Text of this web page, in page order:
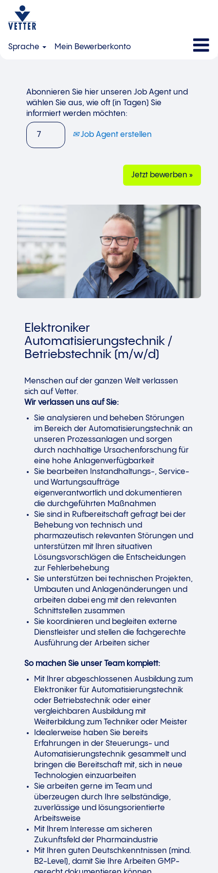
Sprache Mein Bewerberkonto
Abonnieren Sie hier unseren Job Agent und
wählen Sie aus, wie oft (in Tagen) Sie
informiert werden möchten:
Job Agent erstellen
Jetzt bewerben »
Elektroniker
Automatisierungstechnik /
Betriebstechnik (m/w/d)
Menschen auf der ganzen Welt verlassen
sich auf Vetter.
Wir verlassen uns auf Sie:
Sie analysieren und beheben Störungen
im Bereich der Automatisierungstechnik an
unseren Prozessanlagen und sorgen
durch nachhaltige Ursachenforschung für
eine hohe Anlagenverfügbarkeit
Sie bearbeiten Instandhaltungs-, Service-
und Wartungsaufträge
eigenverantwortlich und dokumentieren
die durchgeführten Maßnahmen
Sie sind in Rufbereitschaft gefragt bei der
Behebung von technisch und
pharmazeutisch relevanten Störungen und
unterstützen mit Ihren situativen
Lösungsvorschlägen die Entscheidungen
zur Fehlerbehebung
Sie unterstützen bei technischen Projekten,
Umbauten und Anlagenänderungen und
arbeiten dabei eng mit den relevanten
Schnittstellen zusammen
Sie koordinieren und begleiten externe
Dienstleister und stellen die fachgerechte
Ausführung der Arbeiten sicher
So machen Sie unser Team komplett:
Mit Ihrer abgeschlossenen Ausbildung zum
Elektroniker für Automatisierungstechnik
oder Betriebstechnik oder einer
vergleichbaren Ausbildung mit
Weiterbildung zum Techniker oder Meister
Idealerweise haben Sie bereits
Erfahrungen in der Steuerungs- und
Automatisierungstechnik gesammelt und
bringen die Bereitschaft mit, sich in neue
Technologien einzuarbeiten
Sie arbeiten gerne im Team und
überzeugen durch Ihre selbständige,
zuverlässige und lösungsorientierte
Arbeitsweise
Mit Ihrem Interesse am sicheren
Zukunftsfeld der Pharmaindustrie
Mit Ihren guten Deutschkenntnissen (mind.
B2-Level), damit Sie Ihre Arbeiten GMP-